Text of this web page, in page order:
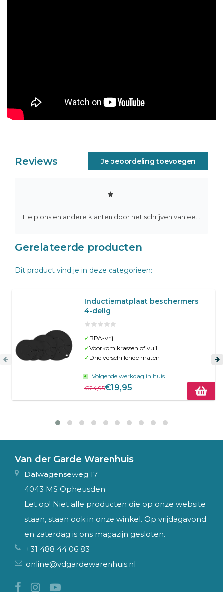
Reviews Je beoordeling toevoegen
Gerelateerde producten
Dit product vind je in deze categorieen:
Inductiematplaat beschermers
4-delig
✓ BPA-vrij
✓Voorkom krassen of vuil
✓ Drie verschillende maten
Volgende werkdag in huis
€24,95€19,95
Van der Garde Warenhuis
Dalwagenseweg 17
4043 MS Opheusden
Let op! Niet alle producten die op onze website
staan, staan ook in onze winkel. Op vrijdagavond
en zaterdag is ons magazijn gesloten.
+31 488 44 06 83
online@vdgardewarenhuis.nl